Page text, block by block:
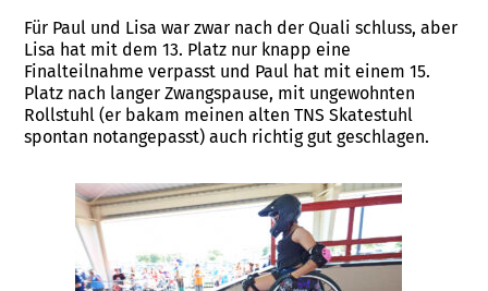
Für Paul und Lisa war zwar nach der Quali schluss, aber
Lisa hat mit dem 13. Platz nur knapp eine
Finalteilnahme verpasst und Paul hat mit einem 15.
Platz nach langer Zwangspause, mit ungewohnten
Rollstuhl (er bakam meinen alten TNS Skatestuhl
spontan notangepasst) auch richtig gut geschlagen.